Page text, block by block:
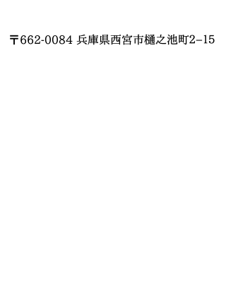
〒662-0084 兵庫県西宮市樋之池町２−１５